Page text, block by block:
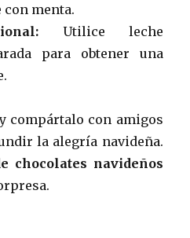
con menta.
Utilice leche
para obtener una
compártalo con amigos
la alegría navideña.
chocolates navideños